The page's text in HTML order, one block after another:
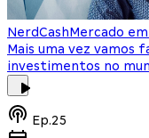
NerdCashMercado
Mais uma vez vamos
investimentos no
Ep.25